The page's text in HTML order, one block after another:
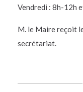
Vendredi : 8h-12h
M. le Maire reçoit
secrétariat.